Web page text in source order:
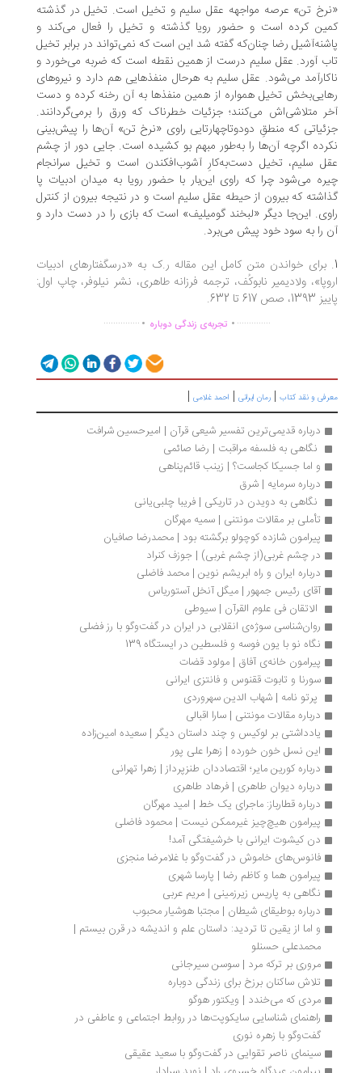
تن» عرصه مواجهه عقل سلیم و تخیل است. تخیل در گذشته
کرده است و حضور رویا گذشته و تخیل را فعال می‌کند و
رضا چنان‌که گفته شد این است که نمی‌تواند در برابر تخیل
آورد. عقل سلیم درست از همین نقطه است که ضربه می‌خورد و
می‌شود. عقل سلیم به هرحال منفذهایی هم دارد و نیروهای
تخیل همواره از همین منفذها به آن رخنه کرده و دست
متلاشی‌اش می‌کنند؛ جزئیات خطرناک که ورق را برمی‌گردانند.
که منطقِ دودوتاچهارتایی راوی «نرخ تن» آن‌ها را پیش‌بینی
اگرچه آن‌ها را به‌طور مبهم بو کشیده است. جایی دور از چشم
سلیم، تخیل دست‌به‌کارِ آشوب‌افکندن است و تخیل سرانجام
می‌شود چرا که راوی این‌بار با حضور رویا به میدان ادبیات پا
که بیرون از حیطه عقل سلیم است و در نتیجه بیرون از کنترل
این‌جا دیگر «لبخند گومیلیف» است که بازی را در دست دارد و
را به سود خود پیش می‌برد.
خواندن متن کامل این مقاله ر.ک به «درسگفتارهای ادبیات
ولادیمیر نابوکُف، ترجمه فرزانه طاهری، نشر نیلوفر، چاپ اول:
............... .تجربه‌ی زندگی دوباره ...............
و نقد کتاب|رمان ایرانی|احمد غلامی|
درباره قدیمی‌ترین تفسیر شیعی قرآن | امیرحسین شرافت
نگاهی به فلسفه مراقبت | رضا صائمی
و اما جسیکا کجاست؟ | زینب قائم‌پناهی
درباره سرمایه | شرق
نگاهی به دویدن در تاریکی | فریبا چلبی‌یانی
تأملی بر مقالات مونتنی | سمیه مهرگان
پیرامون شازده کوچولو برگشته بود | محمدرضا صافیان
در چشم غربی(از چشم غربی) | جوزف کنراد
درباره ایران و راه ابریشم نوین | محمد فاضلی
آقای رئیس جمهور | میگل آنخل آستوریاس
الاتقان فی ‌علوم القرآن | سیوطی
روان‌شناسی سوژه‌ی انقلابی در ایران در گفت‌وگو با رز فضلی
نگاه نو با یون فوسه و فلسطین در ایستگاه 139
پیرامون خانه‌ی آفاق | مولود قضات
سورنا و تابوت ققنوس و فانتزی ایرانی
پرتو نامه | شهاب الدین سهروردی
درباره مقالات مونتنی | سارا اقبالی
یادداشتی بر لوکیس و چند داستان دیگر | سعیده امین‌زاده
این نسل خون خورده | زهرا علی پور
درباره کورین مایر؛ اقتصاددان طنزپرداز | زهرا تهرانی
درباره دیوان طاهری | فرهاد طاهری
درباره‌ قطارباز: ماجرای یک خط | امید مهرگان
پیرامون هیچ‌چیز غیرممکن نیست | محمود فاضلی
دن کیشوت ایرانی با خرشیفتگی آمد!
فانوس‌های خاموش در گفت‌وگو با غلامرضا منجزی
پیرامون هما و کاظم رضا | پارسا شهری
نگاهی به پاریس زیرزمینی | مریم عربی
درباره بوطیقای شیطان | مجتبا هوشیار محبوب
و اما از یقین تا تردید: داستان علم و اندیشه در قرن بیستم |
محمدعلی حسنلو
مروری بر ترکه مرد | سوسن سیرجانی
تلاش ساکنان برزخ برای زندگی دوباره
مردی که می‌خندد | ویکتور هوگو
راهنمای شناسایی سایکوپت‌ها در روابط اجتماعی و عاطفی در
گفت‌وگو با زهره نوری
سینمای ناصر تقوایی در گفت‌وگو با سعید عقیقی